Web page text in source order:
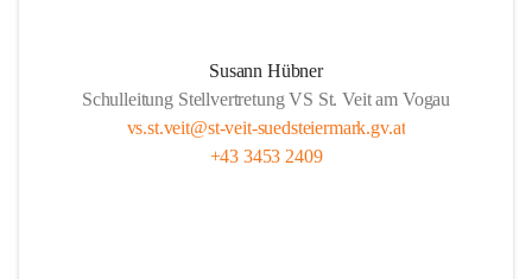
Susann Hübner
Schulleitung Stellvertretung VS St. Veit am Vogau
vs.st.veit@st-veit-suedsteiermark.gv.at
+43 3453 2409